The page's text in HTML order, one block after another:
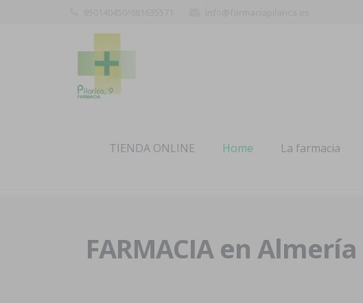
TIENDA ONLINE Home La farmacia
FARMACIA en Almería